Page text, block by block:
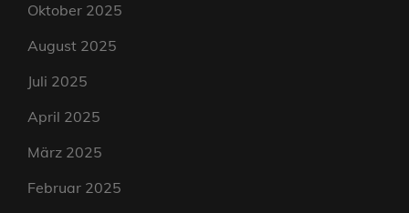
Oktober 2025
August 2025
Juli 2025
April 2025
März 2025
Februar 2025